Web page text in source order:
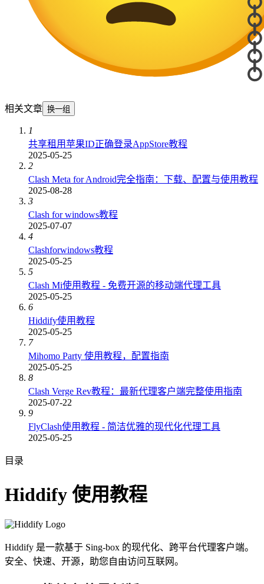
相关文章 换一组
1
共享租用苹果ID正确登录AppStore教程
2025-05-25
2
Clash Meta for Android完全指南：下载、配置与使用教程
2025-08-28
3
Clash for windows教程
2025-07-07
4
Clashforwindows教程
2025-05-25
5
Clash Mi使用教程 - 免费开源的移动端代理工具
2025-05-25
6
Hiddify使用教程
2025-05-25
7
Mihomo Party 使用教程，配置指南
2025-05-25
8
Clash Verge Rev教程：最新代理客户端完整使用指南
2025-07-22
9
FlyClash使用教程 - 简洁优雅的现代化代理工具
2025-05-25
目录
Hiddify 使用教程
Hiddify 是一款基于 Sing-box 的现代化、跨平台代理客户端。
安全、快速、开源，助您自由访问互联网。